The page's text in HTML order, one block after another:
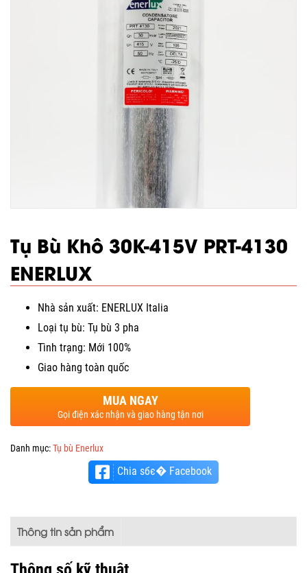
Tụ Bù Khô 30K-415V PRT-4130
ENERLUX
Nhà sản xuất: ENERLUX Italia
Loại tụ bù: Tụ bù 3 pha
Tình trạng: Mới 100%
Giao hàng toàn quốc
MUA NGAY
Gọi điện xác nhận và giao hàng tận nơi
Danh mục:Tụ bù Enerlux
Chia sбє� Facebook
Thông tin sản phẩm